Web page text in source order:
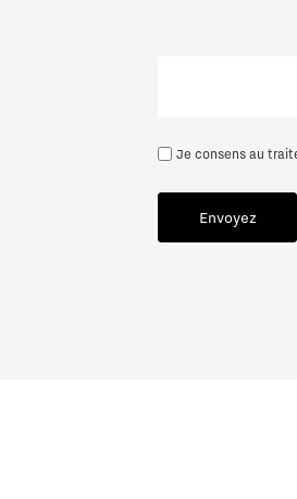
Je consens au
Envoyez